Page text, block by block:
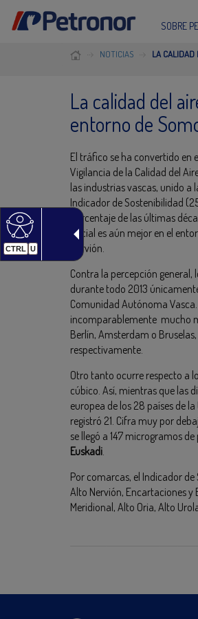
CTRL U
SOBRE
NOTICIAS LA CALIDAD
La calidad del
entorno de
El tráfico se ha convertido en
Vigilancia de la Calidad del
las industrias vascas, unido a
Indicador de Sostenibilidad
porcentaje de las últimas
oficial es aún mejor en el
Nervión.
Contra la percepción general,
durante todo 2013
Comunidad Autónoma
incomparablemente mucho
Berlín, Amsterdam o
respectivamente.
Otro tanto ocurre respecto a
cúbico. Así, mientras que las
europea de los 28 países de
registró 21. Cifra muy por
se llegó a 147 microgramos
Euskadi
Por comarcas, el Indicador
Alto Nervión, Encartaciones y
Meridional, Alto Oria, Alto